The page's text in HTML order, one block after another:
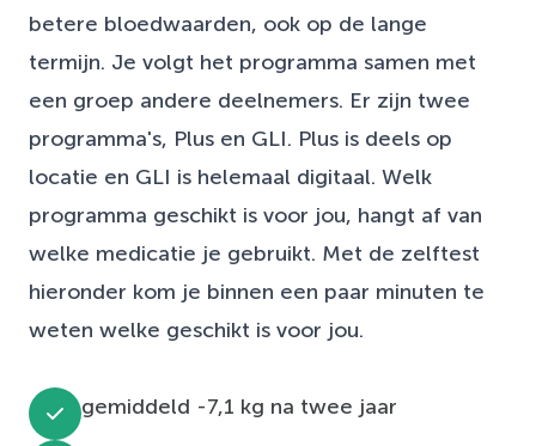
betere bloedwaarden, ook op de lange
termijn. Je volgt het programma samen met
een groep andere deelnemers. Er zijn twee
programma's, Plus en GLI. Plus is deels op
locatie en GLI is helemaal digitaal. Welk
programma geschikt is voor jou, hangt af van
welke medicatie je gebruikt. Met de zelftest
hieronder kom je binnen een paar minuten te
weten welke geschikt is voor jou.
gemiddeld -7,1 kg na twee jaar